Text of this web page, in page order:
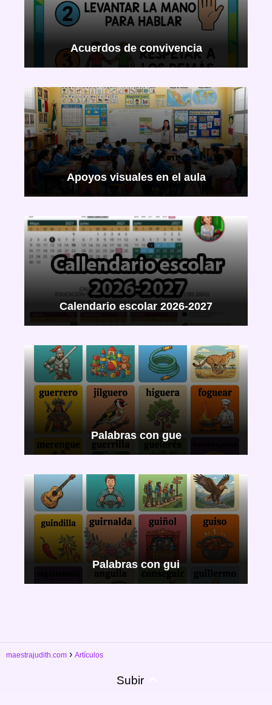
Acuerdos de convivencia
Apoyos visuales en el aula
Calendario escolar 2026-2027
Palabras con gue
Palabras con gui
maestrajudith.com Artículos
Subir